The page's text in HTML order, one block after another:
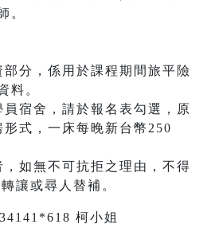
。
分，係用於課程期間旅平險
料。
宿舍，請於報名表勾選，原
式，一床每晚新台幣250
如無不可抗拒之理由，不得
讓或尋人替補。
柯小姐